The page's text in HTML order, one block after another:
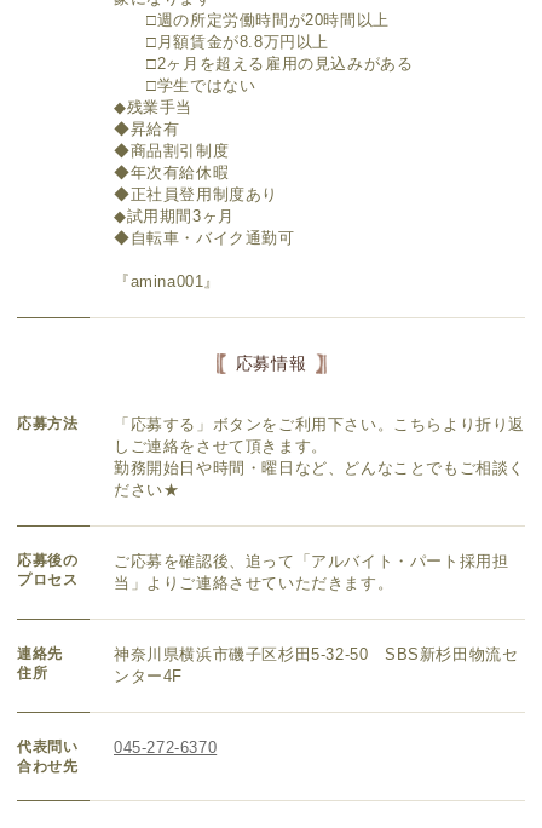
□週の所定労働時間が20時間以上
□月額賃金が8.8万円以上
□2ヶ月を超える雇用の見込みがある
□学生ではない
◆残業手当
◆昇給有
◆商品割引制度
◆年次有給休暇
◆正社員登用制度あり
◆試用期間3ヶ月
◆自転車・バイク通勤可
『amina001』
応募情報
応募方法
「応募する」ボタンをご利用下さい。こちらより折り返
しご連絡をさせて頂きます。
勤務開始日や時間・曜日など、どんなことでもご相談く
ださい★
応募後の
プロセス
ご応募を確認後、追って「アルバイト・パート採用担
当」よりご連絡させていただきます。
連絡先
住所
神奈川県横浜市磯子区杉田5-32-50 SBS新杉田物流セ
ンター4F
代表問い
合わせ先
045-272-6370